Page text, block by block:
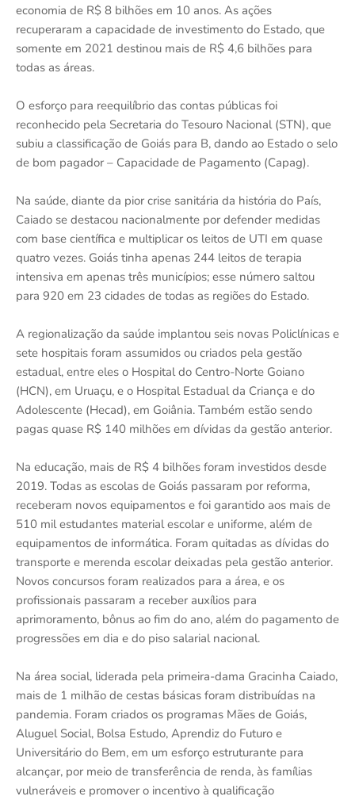
economia de R$ 8 bilhões em 10 anos. As ações
recuperaram a capacidade de investimento do Estado, que
somente em 2021 destinou mais de R$ 4,6 bilhões para
todas as áreas.
O esforço para reequilíbrio das contas públicas foi
reconhecido pela Secretaria do Tesouro Nacional (STN), que
subiu a classificação de Goiás para B, dando ao Estado o selo
de bom pagador – Capacidade de Pagamento (Capag).
Na saúde, diante da pior crise sanitária da história do País,
Caiado se destacou nacionalmente por defender medidas
com base científica e multiplicar os leitos de UTI em quase
quatro vezes. Goiás tinha apenas 244 leitos de terapia
intensiva em apenas três municípios; esse número saltou
para 920 em 23 cidades de todas as regiões do Estado.
A regionalização da saúde implantou seis novas Policlínicas e
sete hospitais foram assumidos ou criados pela gestão
estadual, entre eles o Hospital do Centro-Norte Goiano
(HCN), em Uruaçu, e o Hospital Estadual da Criança e do
Adolescente (Hecad), em Goiânia. Também estão sendo
pagas quase R$ 140 milhões em dívidas da gestão anterior.
Na educação, mais de R$ 4 bilhões foram investidos desde
2019. Todas as escolas de Goiás passaram por reforma,
receberam novos equipamentos e foi garantido aos mais de
510 mil estudantes material escolar e uniforme, além de
equipamentos de informática. Foram quitadas as dívidas do
transporte e merenda escolar deixadas pela gestão anterior.
Novos concursos foram realizados para a área, e os
profissionais passaram a receber auxílios para
aprimoramento, bônus ao fim do ano, além do pagamento de
progressões em dia e do piso salarial nacional.
Na área social, liderada pela primeira-dama Gracinha Caiado,
mais de 1 milhão de cestas básicas foram distribuídas na
pandemia. Foram criados os programas Mães de Goiás,
Aluguel Social, Bolsa Estudo, Aprendiz do Futuro e
Universitário do Bem, em um esforço estruturante para
alcançar, por meio de transferência de renda, às famílias
vulneráveis e promover o incentivo à qualificação